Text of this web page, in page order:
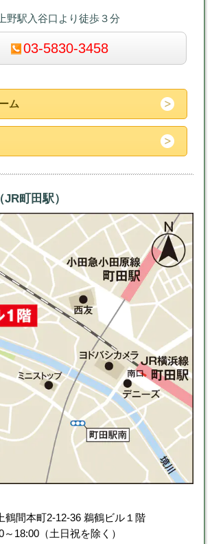
上野駅入谷口より徒歩３分
03-5830-3458
ム
町田駅）
間本町2-12-36 鵜鶴ビル１階
18:00（土日祝を除く）